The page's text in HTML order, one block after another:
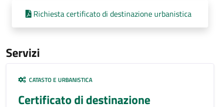
Richiesta certificato di destinazione urbanistica
Servizi
CATASTO E URBANISTICA
Certificato di destinazione